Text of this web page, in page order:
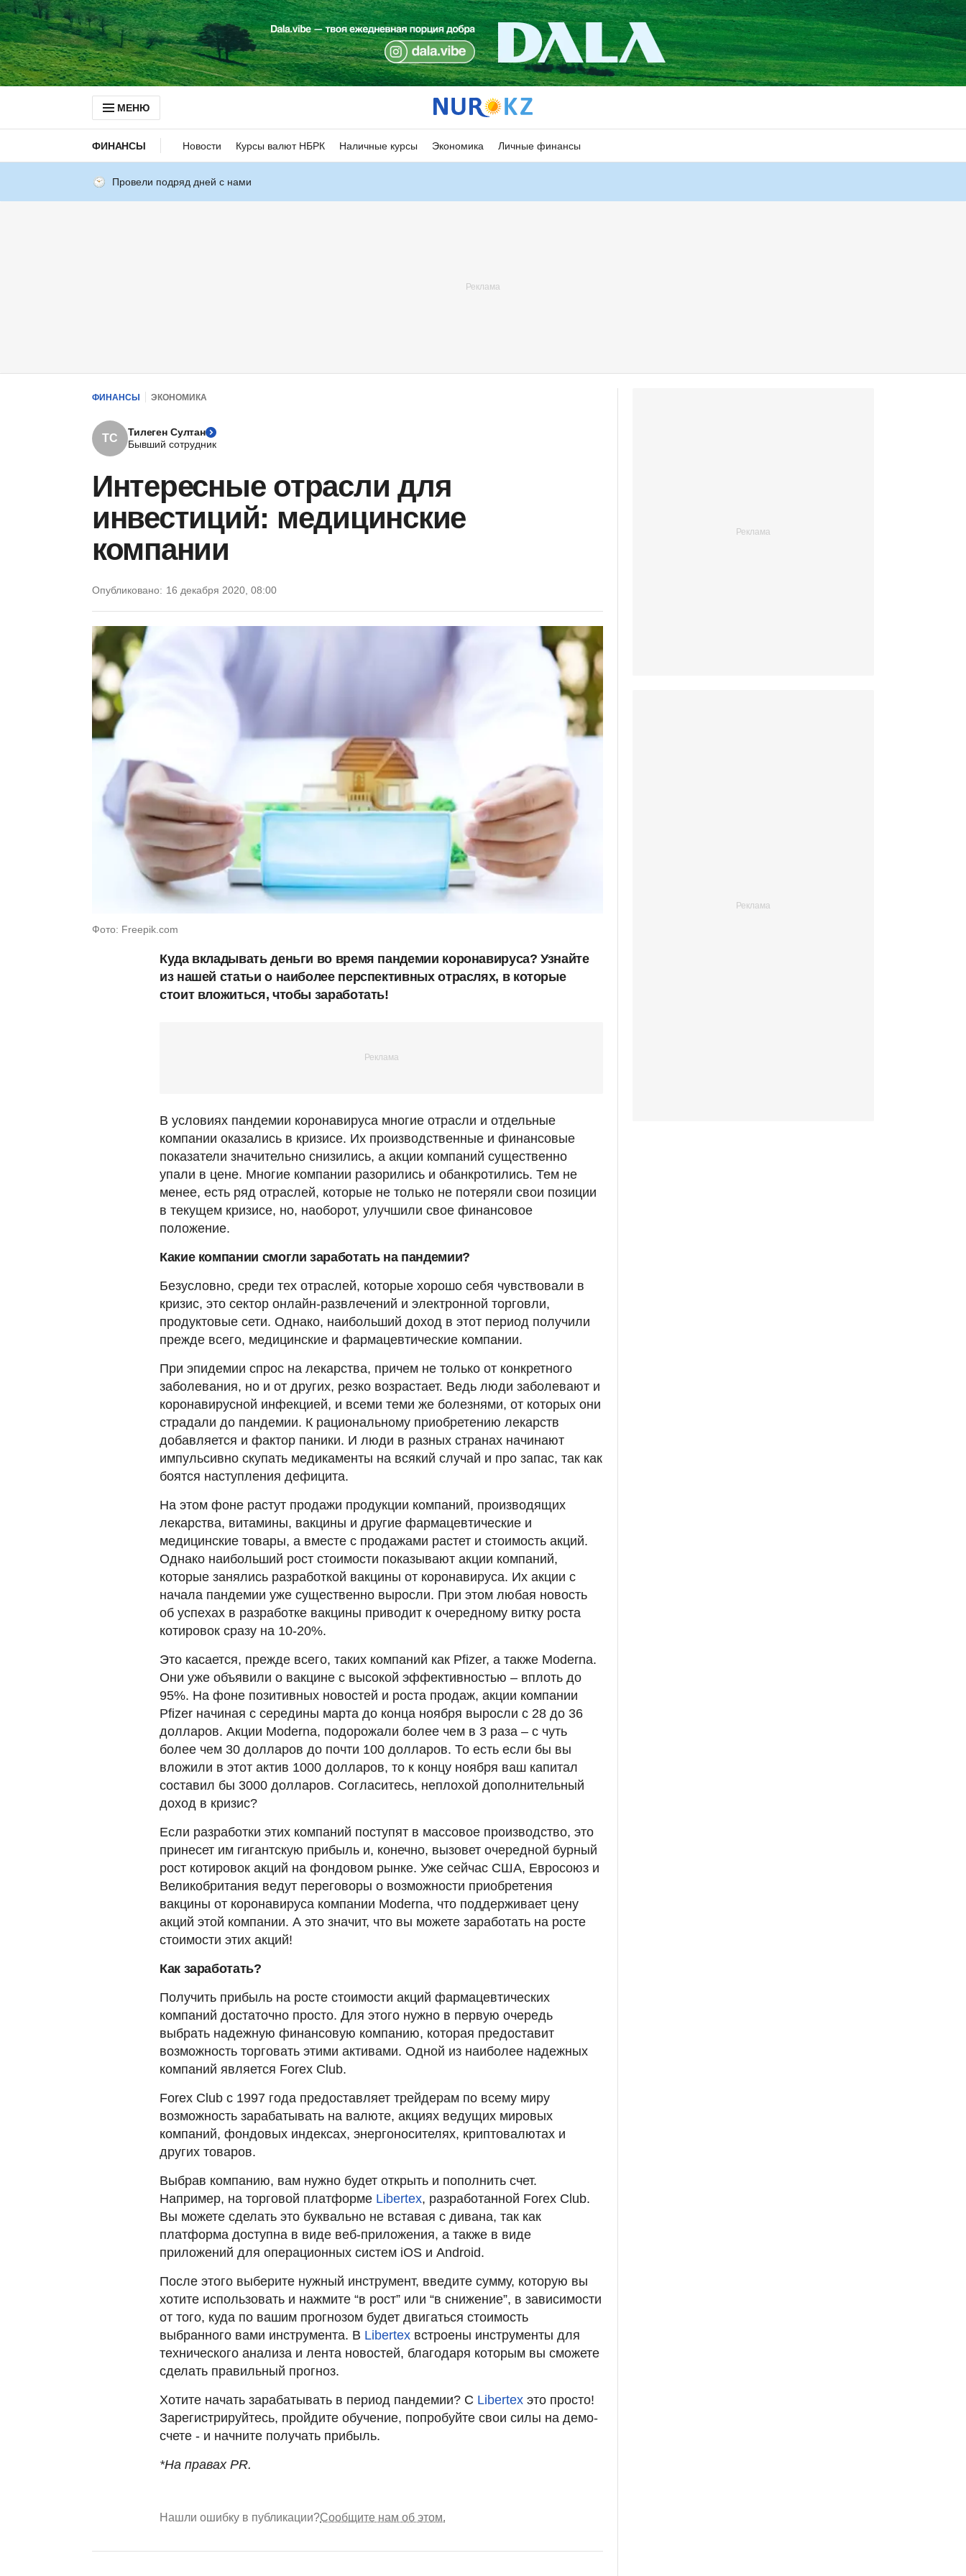
МЕНЮ
ФИНАНСЫ Новости Курсы валют НБРК Наличные курсы Экономика Личные финансы
Провели подряд дней с нами
ФИНАНСЫ ЭКОНОМИКА
ТС
Тилеген Султан
Бывший сотрудник
Интересные отрасли для
инвестиций: медицинские
компании
Опубликовано: 16 декабря 2020, 08:00
Фото: Freepik.com
Куда вкладывать деньги во время пандемии коронавируса? Узнайте
из нашей статьи о наиболее перспективных отраслях, в которые
стоит вложиться, чтобы заработать!
В условиях пандемии коронавируса многие отрасли и отдельные
компании оказались в кризисе. Их производственные и финансовые
показатели значительно снизились, а акции компаний существенно
упали в цене. Многие компании разорились и обанкротились. Тем не
менее, есть ряд отраслей, которые не только не потеряли свои позиции
в текущем кризисе, но, наоборот, улучшили свое финансовое
положение.
Какие компании смогли заработать на пандемии?
Безусловно, среди тех отраслей, которые хорошо себя чувствовали в
кризис, это сектор онлайн-развлечений и электронной торговли,
продуктовые сети. Однако, наибольший доход в этот период получили
прежде всего, медицинские и фармацевтические компании.
При эпидемии спрос на лекарства, причем не только от конкретного
заболевания, но и от других, резко возрастает. Ведь люди заболевают и
коронавирусной инфекцией, и всеми теми же болезнями, от которых они
страдали до пандемии. К рациональному приобретению лекарств
добавляется и фактор паники. И люди в разных странах начинают
импульсивно скупать медикаменты на всякий случай и про запас, так как
боятся наступления дефицита.
На этом фоне растут продажи продукции компаний, производящих
лекарства, витамины, вакцины и другие фармацевтические и
медицинские товары, а вместе с продажами растет и стоимость акций.
Однако наибольший рост стоимости показывают акции компаний,
которые занялись разработкой вакцины от коронавируса. Их акции с
начала пандемии уже существенно выросли. При этом любая новость
об успехах в разработке вакцины приводит к очередному витку роста
котировок сразу на 10-20%.
Это касается, прежде всего, таких компаний как Pfizer, а также Moderna.
Они уже объявили о вакцине с высокой эффективностью – вплоть до
95%. На фоне позитивных новостей и роста продаж, акции компании
Pfizer начиная с середины марта до конца ноября выросли с 28 до 36
долларов. Акции Moderna, подорожали более чем в 3 раза – с чуть
более чем 30 долларов до почти 100 долларов. То есть если бы вы
вложили в этот актив 1000 долларов, то к концу ноября ваш капитал
составил бы 3000 долларов. Согласитесь, неплохой дополнительный
доход в кризис?
Если разработки этих компаний поступят в массовое производство, это
принесет им гигантскую прибыль и, конечно, вызовет очередной бурный
рост котировок акций на фондовом рынке. Уже сейчас США, Евросоюз и
Великобритания ведут переговоры о возможности приобретения
вакцины от коронавируса компании Moderna, что поддерживает цену
акций этой компании. А это значит, что вы можете заработать на росте
стоимости этих акций!
Как заработать?
Получить прибыль на росте стоимости акций фармацевтических
компаний достаточно просто. Для этого нужно в первую очередь
выбрать надежную финансовую компанию, которая предоставит
возможность торговать этими активами. Одной из наиболее надежных
компаний является Forex Club.
Forex Club с 1997 года предоставляет трейдерам по всему миру
возможность зарабатывать на валюте, акциях ведущих мировых
компаний, фондовых индексах, энергоносителях, криптовалютах и
других товаров.
Выбрав компанию, вам нужно будет открыть и пополнить счет.
Например, на торговой платформе Libertex, разработанной Forex Club.
Вы можете сделать это буквально не вставая с дивана, так как
платформа доступна в виде веб-приложения, а также в виде
приложений для операционных систем iOS и Android.
После этого выберите нужный инструмент, введите сумму, которую вы
хотите использовать и нажмите “в рост” или “в снижение”, в зависимости
от того, куда по вашим прогнозом будет двигаться стоимость
выбранного вами инструмента. В Libertex встроены инструменты для
технического анализа и лента новостей, благодаря которым вы сможете
сделать правильный прогноз.
Хотите начать зарабатывать в период пандемии? С Libertex это просто!
Зарегистрируйтесь, пройдите обучение, попробуйте свои силы на демо-
счете - и начните получать прибыль.
*На правах PR.
Нашли ошибку в публикации?Сообщите нам об этом.